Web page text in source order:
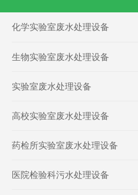
化学实验室废水处理设备
生物实验室废水处理设备
实验室废水处理设备
高校实验室废水处理设备
药检所实验室废水处理设备
医院检验科污水处理设备